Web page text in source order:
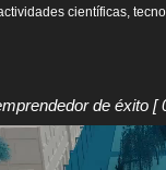
científicas,
de éxito [